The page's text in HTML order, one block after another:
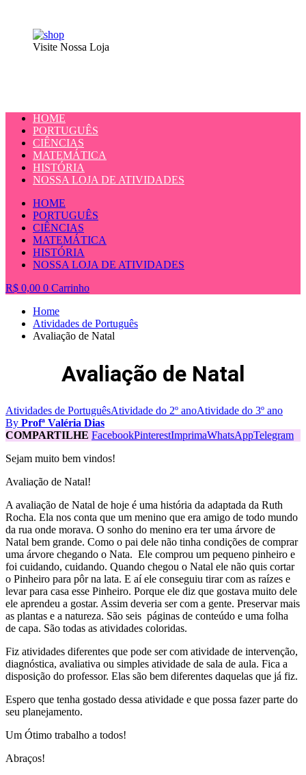
Visite Nossa Loja
HOME
PORTUGUÊS
CIÊNCIAS
MATEMÁTICA
HISTÓRIA
NOSSA LOJA DE ATIVIDADES
HOME
PORTUGUÊS
CIÊNCIAS
MATEMÁTICA
HISTÓRIA
NOSSA LOJA DE ATIVIDADES
R$ 0,00 0 Carrinho
Home
Atividades de Português
Avaliação de Natal
Avaliação de Natal
Atividades de PortuguêsAtividade do 2º anoAtividade do 3º ano
By Profª Valéria Dias
COMPARTILHE FacebookPinterestImprimaWhatsAppTelegram
Sejam muito bem vindos!
Avaliação de Natal!
A avaliação de Natal de hoje é uma história da adaptada da Ruth
Rocha. Ela nos conta que um menino que era amigo de todo mundo
da rua onde morava. O sonho do menino era ter uma árvore de
Natal bem grande. Como o pai dele não tinha condições de comprar
uma árvore chegando o Nata. Ele comprou um pequeno pinheiro e
foi cuidando, cuidando. Quando chegou o Natal ele não quis cortar
o Pinheiro para pôr na lata. E aí ele conseguiu tirar com as raízes e
levar para casa esse Pinheiro. Porque ele diz que gostava muito dele
ele aprendeu a gostar. Assim deveria ser com a gente. Preservar mais
as plantas e a natureza. São seis páginas de conteúdo e uma folha
de capa. São todas as atividades coloridas.
Fiz atividades diferentes que pode ser com atividade de intervenção,
diagnóstica, avaliativa ou simples atividade de sala de aula. Fica a
disposição do professor. Elas são bem diferentes daquelas que já fiz.
Espero que tenha gostado dessa atividade e que possa fazer parte do
seu planejamento.
Um Ótimo trabalho a todos!
Abraços!